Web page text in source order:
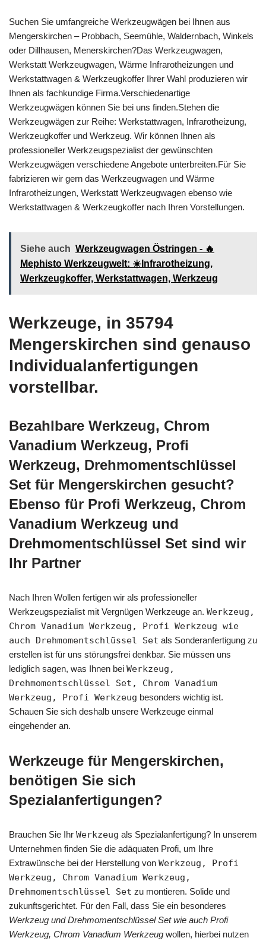
Suchen Sie umfangreiche Werkzeugwägen bei Ihnen aus
Mengerskirchen – Probbach, Seemühle, Waldernbach, Winkels
oder Dillhausen, Menerskirchen?Das Werkzeugwagen,
Werkstatt Werkzeugwagen, Wärme Infrarotheizungen und
Werkstattwagen & Werkzeugkoffer Ihrer Wahl produzieren wir
Ihnen als fachkundige Firma.Verschiedenartige
Werkzeugwägen können Sie bei uns finden.Stehen die
Werkzeugwägen zur Reihe: Werkstattwagen, Infrarotheizung,
Werkzeugkoffer und Werkzeug. Wir können Ihnen als
professioneller Werkzeugspezialist der gewünschten
Werkzeugwägen verschiedene Angebote unterbreiten.Für Sie
fabrizieren wir gern das Werkzeugwagen und Wärme
Infrarotheizungen, Werkstatt Werkzeugwagen ebenso wie
Werkstattwagen & Werkzeugkoffer nach Ihren Vorstellungen.
Siehe auch Werkzeugwagen Östringen - 🔥
Mephisto Werkzeugwelt: ☀️Infrarotheizung,
Werkzeugkoffer, Werkstattwagen, Werkzeug
Werkzeuge, in 35794
Mengerskirchen sind genauso
Individualanfertigungen
vorstellbar.
Bezahlbare Werkzeug, Chrom
Vanadium Werkzeug, Profi
Werkzeug, Drehmomentschlüssel
Set für Mengerskirchen gesucht?
Ebenso für Profi Werkzeug, Chrom
Vanadium Werkzeug und
Drehmomentschlüssel Set sind wir
Ihr Partner
Nach Ihren Wollen fertigen wir als professioneller
Werkzeugspezialist mit Vergnügen Werkzeuge an. Werkzeug,
Chrom Vanadium Werkzeug, Profi Werkzeug wie
auch Drehmomentschlüssel Set als Sonderanfertigung zu
erstellen ist für uns störungsfrei denkbar. Sie müssen uns
lediglich sagen, was Ihnen bei Werkzeug,
Drehmomentschlüssel Set, Chrom Vanadium
Werkzeug, Profi Werkzeug besonders wichtig ist.
Schauen Sie sich deshalb unsere Werkzeuge einmal
eingehender an.
Werkzeuge für Mengerskirchen,
benötigen Sie sich
Spezialanfertigungen?
Brauchen Sie Ihr Werkzeug als Spezialanfertigung? In unserem
Unternehmen finden Sie die adäquaten Profi, um Ihre
Extrawünsche bei der Herstellung von Werkzeug, Profi
Werkzeug, Chrom Vanadium Werkzeug,
Drehmomentschlüssel Set zu montieren. Solide und
zukunftsgerichtet. Für den Fall, dass Sie ein besonderes
Werkzeug und Drehmomentschlüssel Set wie auch Profi
Werkzeug, Chrom Vanadium Werkzeug wollen, hierbei nutzen